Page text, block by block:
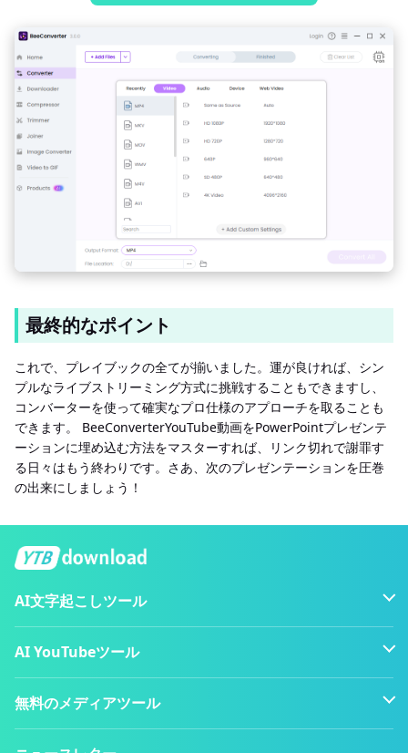
最終的なポイント
これで、プレイブックの全てが揃いました。運が良ければ、シン
プルなライブストリーミング方式に挑戦することもできますし、
コンバーターを使って確実なプロ仕様のアプローチを取ることも
できます。 BeeConverterYouTube動画をPowerPointプレゼンテ
ーションに埋め込む方法をマスターすれば、リンク切れで謝罪す
る日々はもう終わりです。さあ、次のプレゼンテーションを圧巻
の出来にしましょう！
AI文字起こしツール
AI YouTubeツール
無料のメディアツール